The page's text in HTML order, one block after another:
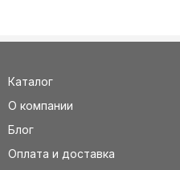
Каталог
О компании
Блог
Оплата и доставка